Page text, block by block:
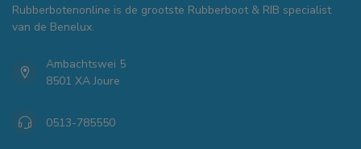
Rubberbotenonline is de grootste Rubberboot & RIB specialist
van de Benelux.
Ambachtswei 5
8501 XA Joure
0513-785550